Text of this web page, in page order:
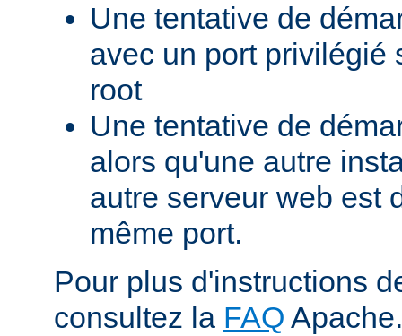
Une tentative de
avec un port privilégié
root
Une tentative de
alors qu'une autre
autre serveur web est
même port.
Pour plus d'instructions
consultez la FAQ Apache.